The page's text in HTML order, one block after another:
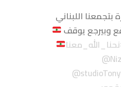
بتجمعنا اللبناني
وبيرجع يوقف